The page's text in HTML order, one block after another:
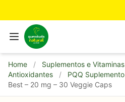
Home / Suplementos e Vitaminas
Antioxidantes
/ PQQ Suplemento
Best – 20 mg – 30 Veggie Caps